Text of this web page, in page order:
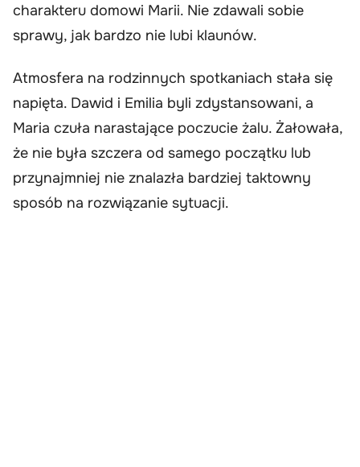
charakteru domowi Marii. Nie zdawali sobie
sprawy, jak bardzo nie lubi klaunów.
Atmosfera na rodzinnych spotkaniach stała się
napięta. Dawid i Emilia byli zdystansowani, a
Maria czuła narastające poczucie żalu. Żałowała,
że nie była szczera od samego początku lub
przynajmniej nie znalazła bardziej taktowny
sposób na rozwiązanie sytuacji.